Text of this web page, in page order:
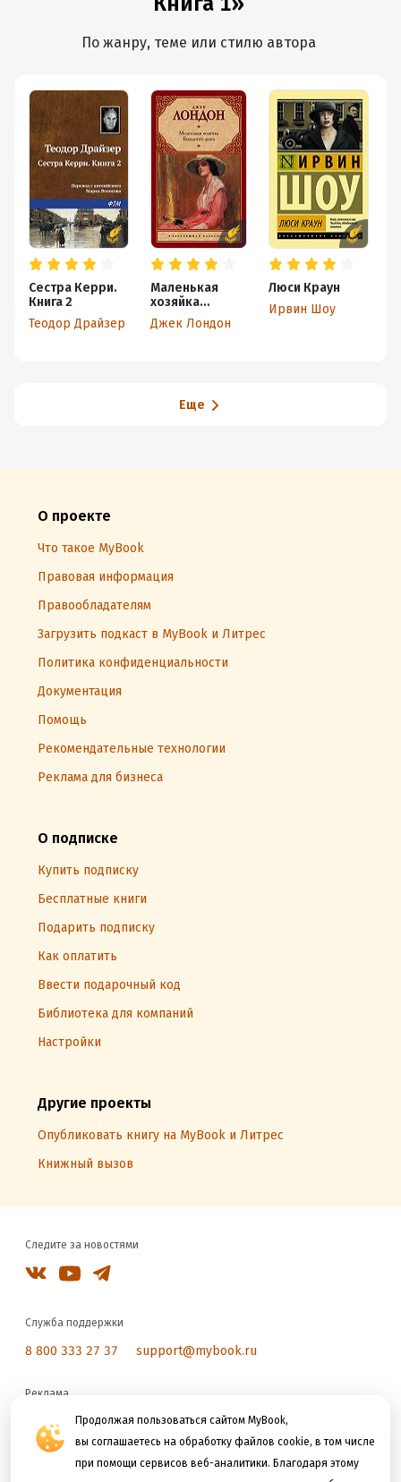
Продолжая пользоваться сайтом MyBook,
вы соглашаетесь на обработку файлов cookie, в том числе
при помощи сервисов веб-аналитики. Благодаря этому
По жанру, теме или стилю автора
Сестра Керри.
Книга 2
Теодор Драйзер
Маленькая
хозяйка
Большого дома
Джек Лондон
Люси Краун
Ирвин Шоу
Еще
О проекте
Что такое MyBook
Правовая информация
Правообладателям
Загрузить подкаст в MyBook и Литрес
Политика конфиденциальности
Документация
Помощь
Рекомендательные технологии
Реклама для бизнеса
О подписке
Купить подписку
Бесплатные книги
Подарить подписку
Как оплатить
Ввести подарочный код
Библиотека для компаний
Настройки
Другие проекты
Опубликовать книгу на MyBook и Литрес
Книжный вызов
Следите за новостями
Служба поддержки
8 800 333 27 37 support@mybook.ru
Реклама
reklama@litres.ru
Мы принимаем к оплате